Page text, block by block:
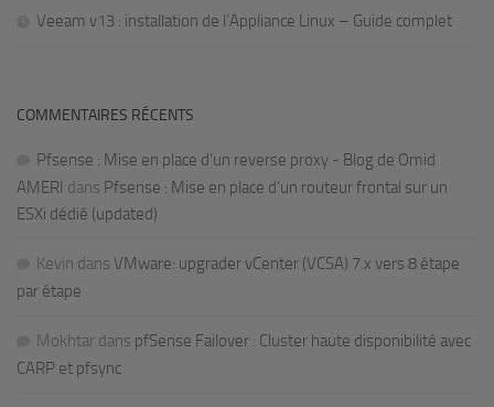
Veeam v13 : installation de l’Appliance Linux – Guide complet
COMMENTAIRES RÉCENTS
Pfsense : Mise en place d’un reverse proxy - Blog de Omid
AMERI dans Pfsense : Mise en place d’un routeur frontal sur un
ESXi dédié (updated)
Kevin dans VMware: upgrader vCenter (VCSA) 7.x vers 8 étape
par étape
Mokhtar dans pfSense Failover : Cluster haute disponibilité avec
CARP et pfsync